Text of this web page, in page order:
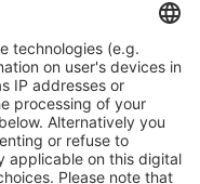
für eingeloggte